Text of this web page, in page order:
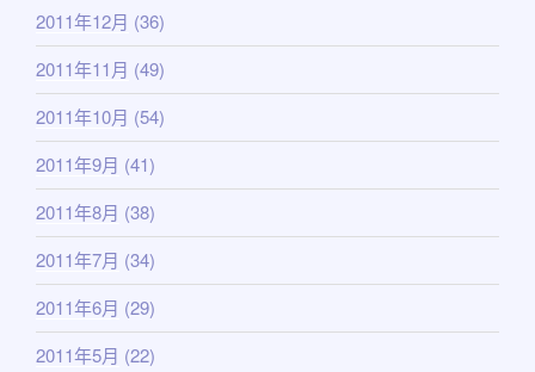
2011年12月 (36)
2011年11月 (49)
2011年10月 (54)
2011年9月 (41)
2011年8月 (38)
2011年7月 (34)
2011年6月 (29)
2011年5月 (22)